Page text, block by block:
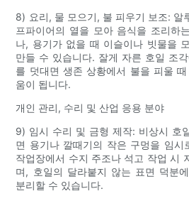
8) 요리, 물 모으기, 불 피우기 보조: 알
프파이어의 열을 모아 음식을 조리하
나, 용기가 없을 때 이슬이나 빗물을
만들 수 있습니다. 잘게 자른 호일 조
를 덧대면 생존 상황에서 불을 피울
움이 됩니다.
개인 관리, 수리 및 산업 응용 분야
9) 임시 수리 및 금형 제작: 비상시 호
면 용기나 깔때기의 작은 구멍을 임
작업장에서 수지 주조나 석고 작업 시
며, 호일의 달라붙지 않는 표면 덕분
분리할 수 있습니다.